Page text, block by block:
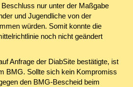
nur unter der Maßgabe
und Jugendliche von der
würden. Somit konnte die
noch nicht geändert
Anfrage der DiabSite bestätigte, ist
BMG. Sollte sich kein Kompromiss
den BMG-Bescheid beim